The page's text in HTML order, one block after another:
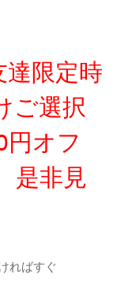
達限定時
ご選択
オフ
是非見
ればすぐ